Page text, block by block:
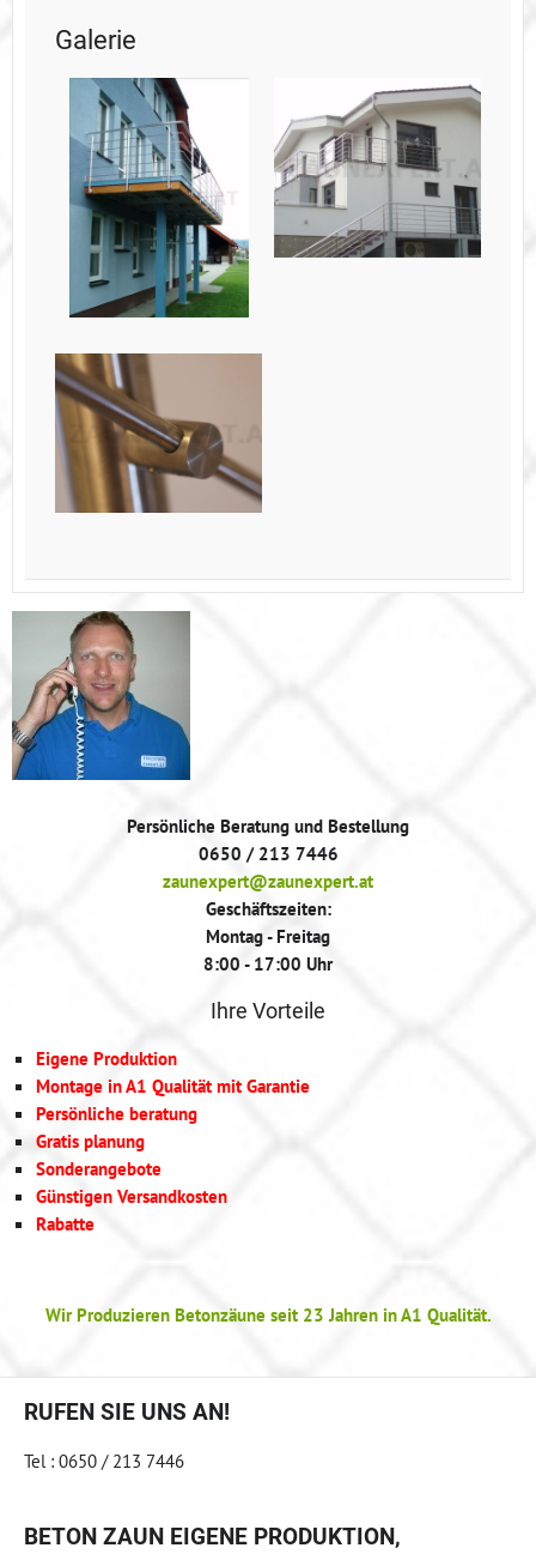
Galerie
Persönliche Beratung und Bestellung
0650 / 213 7446
zaunexpert@zaunexpert.at
Geschäftszeiten:
Montag - Freitag
8:00 - 17:00 Uhr
Ihre Vorteile
Eigene Produktion
Montage in A1 Qualität mit Garantie
Persönliche beratung
Gratis planung
Sonderangebote
Günstigen Versandkosten
Rabatte
Wir Produzieren Betonzäune seit 23 Jahren in A1 Qualität.
RUFEN SIE UNS AN!
Tel : 0650 / 213 7446
BETON ZAUN EIGENE PRODUKTION,